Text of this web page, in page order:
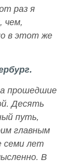
раз я
чем,
в этот же
прошедшие
Десять
путь,
главным
семи лет
В